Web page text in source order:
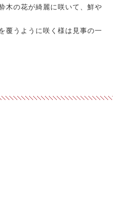
木の花が綺麗に咲いて、鮮や
覆うように咲く様は見事の一